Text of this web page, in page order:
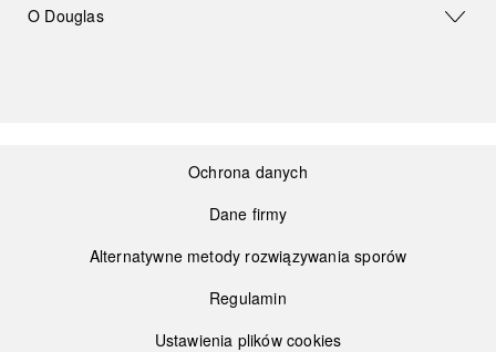
O Douglas
Ochrona danych
Dane firmy
Alternatywne metody rozwiązywania sporów
Regulamin
Ustawienia plików cookies